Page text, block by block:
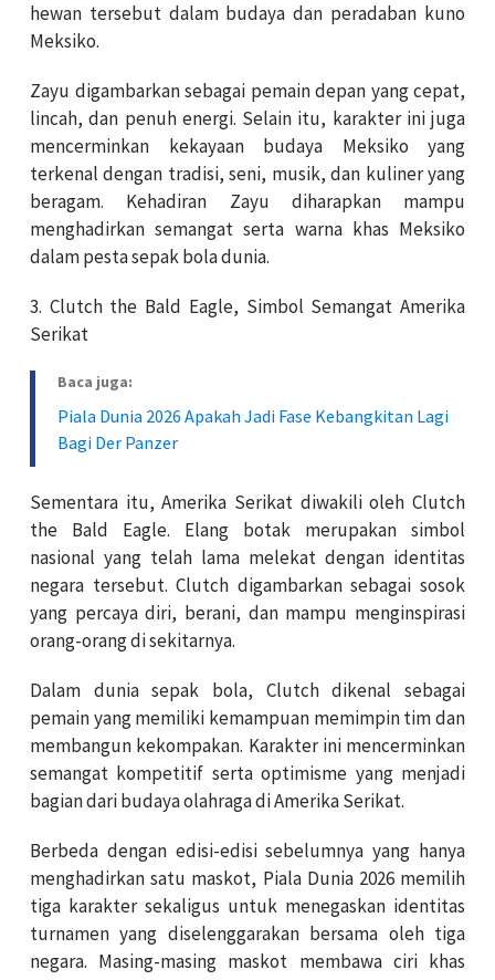
hewan tersebut dalam budaya dan peradaban kuno
Meksiko.
Zayu digambarkan sebagai pemain depan yang cepat,
lincah, dan penuh energi. Selain itu, karakter ini juga
mencerminkan kekayaan budaya Meksiko yang
terkenal dengan tradisi, seni, musik, dan kuliner yang
beragam. Kehadiran Zayu diharapkan mampu
menghadirkan semangat serta warna khas Meksiko
dalam pesta sepak bola dunia.
3. Clutch the Bald Eagle, Simbol Semangat Amerika
Serikat
Baca juga:
Piala Dunia 2026 Apakah Jadi Fase Kebangkitan Lagi
Bagi Der Panzer
Sementara itu, Amerika Serikat diwakili oleh Clutch
the Bald Eagle. Elang botak merupakan simbol
nasional yang telah lama melekat dengan identitas
negara tersebut. Clutch digambarkan sebagai sosok
yang percaya diri, berani, dan mampu menginspirasi
orang-orang di sekitarnya.
Dalam dunia sepak bola, Clutch dikenal sebagai
pemain yang memiliki kemampuan memimpin tim dan
membangun kekompakan. Karakter ini mencerminkan
semangat kompetitif serta optimisme yang menjadi
bagian dari budaya olahraga di Amerika Serikat.
Berbeda dengan edisi-edisi sebelumnya yang hanya
menghadirkan satu maskot, Piala Dunia 2026 memilih
tiga karakter sekaligus untuk menegaskan identitas
turnamen yang diselenggarakan bersama oleh tiga
negara. Masing-masing maskot membawa ciri khas